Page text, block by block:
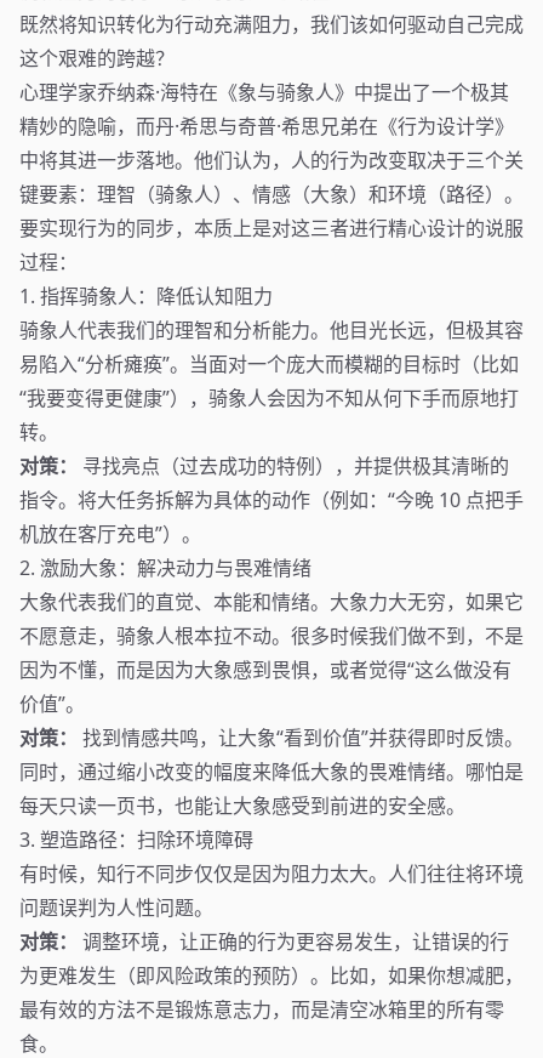
既然将知识转化为行动充满阻力，我们该如何驱动自己完成
这个艰难的跨越？
心理学家乔纳森·海特在《象与骑象人》中提出了一个极其
精妙的隐喻，而丹·希思与奇普·希思兄弟在《行为设计学》
中将其进一步落地。他们认为，人的行为改变取决于三个关
键要素：理智（骑象人）、情感（大象）和环境（路径）。
要实现行为的同步，本质上是对这三者进行精心设计的说服
过程：
1. 指挥骑象人：降低认知阻力
骑象人代表我们的理智和分析能力。他目光长远，但极其容
易陷入“分析瘫痪”。当面对一个庞大而模糊的目标时（比如
“我要变得更健康”），骑象人会因为不知从何下手而原地打
转。
对策：
寻找亮点（过去成功的特例），并提供极其清晰的
指令。将大任务拆解为具体的动作（例如：“今晚 10 点把手
机放在客厅充电”）。
2. 激励大象：解决动力与畏难情绪
大象代表我们的直觉、本能和情绪。大象力大无穷，如果它
不愿意走，骑象人根本拉不动。很多时候我们做不到，不是
因为不懂，而是因为大象感到畏惧，或者觉得“这么做没有
价值”。
对策：
找到情感共鸣，让大象“看到价值”并获得即时反馈。
同时，通过缩小改变的幅度来降低大象的畏难情绪。哪怕是
每天只读一页书，也能让大象感受到前进的安全感。
3. 塑造路径：扫除环境障碍
有时候，知行不同步仅仅是因为阻力太大。人们往往将环境
问题误判为人性问题。
对策：
调整环境，让正确的行为更容易发生，让错误的行
为更难发生（即风险政策的预防）。比如，如果你想减肥，
最有效的方法不是锻炼意志力，而是清空冰箱里的所有零
食。